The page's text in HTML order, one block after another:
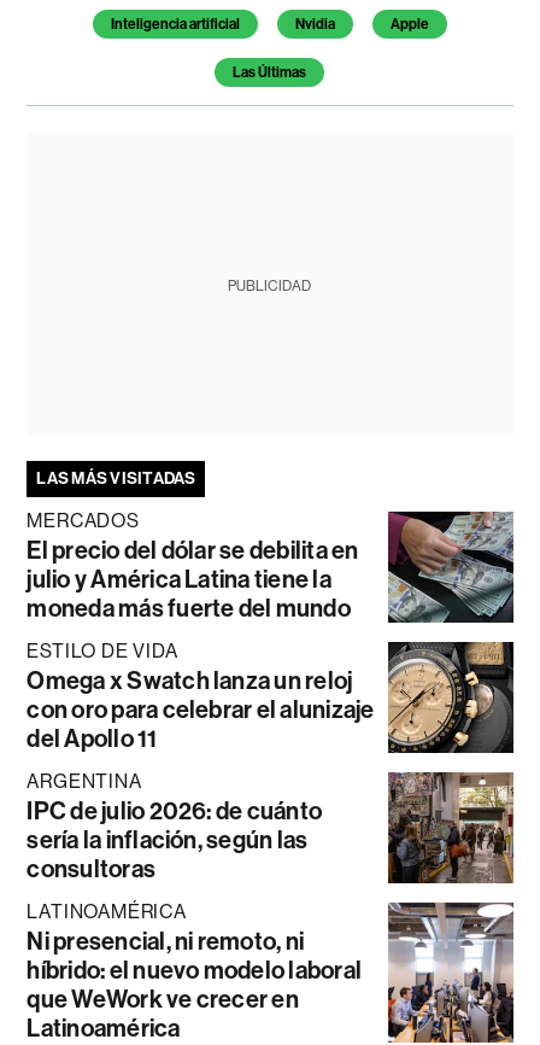
Inteligencia artificial Nvidia Apple
Las Últimas
PUBLICIDAD
LAS MÁS VISITADAS
MERCADOS
El precio del dólar se debilita en
julio y América Latina tiene la
moneda más fuerte del mundo
ESTILO DE VIDA
Omega x Swatch lanza un reloj
con oro para celebrar el alunizaje
del Apollo 11
ARGENTINA
IPC de julio 2026: de cuánto
sería la inflación, según las
consultoras
LATINOAMÉRICA
Ni presencial, ni remoto, ni
híbrido: el nuevo modelo laboral
que WeWork ve crecer en
Latinoamérica